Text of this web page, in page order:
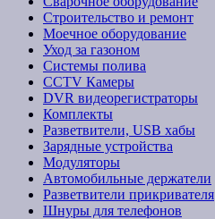
Строительство и ремонт
Моечное оборудование
Уход за газоном
Системы полива
CCTV Камеры
DVR видеорегистраторы
Комплекты
Разветвители, USB хабы
Зарядные устройства
Модуляторы
Автомобильные держатели
Разветвители прикривателя
Шнуры для телефонов